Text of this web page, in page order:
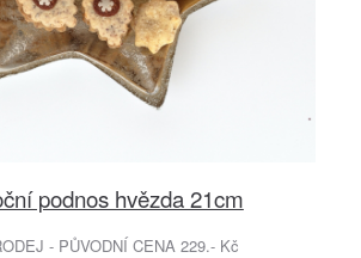
podnos hvězda 21cm
- PŮVODNÍ CENA 229.- Kč